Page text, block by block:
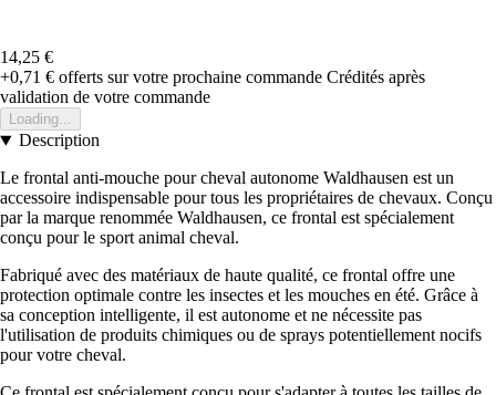
14,25 €
+0,71 € offerts sur votre prochaine commande Crédités après
validation de votre commande
Loading...
Description
Le frontal anti-mouche pour cheval autonome Waldhausen est un
accessoire indispensable pour tous les propriétaires de chevaux. Conçu
par la marque renommée Waldhausen, ce frontal est spécialement
conçu pour le sport animal cheval.
Fabriqué avec des matériaux de haute qualité, ce frontal offre une
protection optimale contre les insectes et les mouches en été. Grâce à
sa conception intelligente, il est autonome et ne nécessite pas
l'utilisation de produits chimiques ou de sprays potentiellement nocifs
pour votre cheval.